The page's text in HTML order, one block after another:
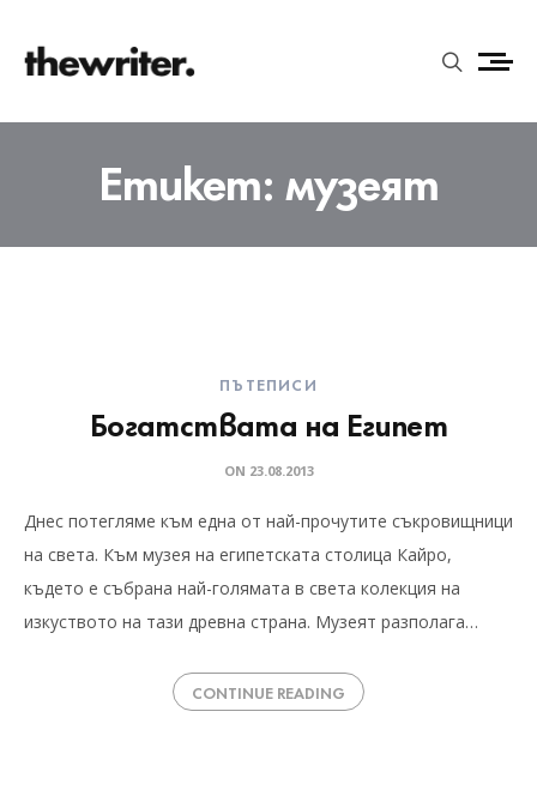
Етикет:музеят
ПЪТЕПИСИ
Богатствата на Египет
ON 23.08.2013
Днес потегляме към една от най-прочутите съкровищници
на света. Към музея на египетската столица Кайро,
където е събрана най-голямата в света колекция на
изкуството на тази древна страна. Музеят разполага…
CONTINUE READING